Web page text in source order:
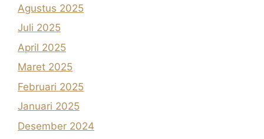
Agustus 2025
Juli 2025
April 2025
Maret 2025
Februari 2025
Januari 2025
Desember 2024